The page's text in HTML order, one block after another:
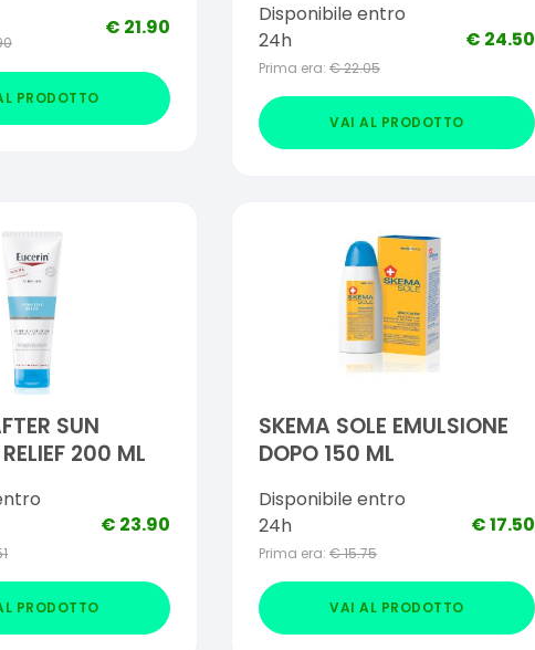
€ 21.90
PRODOTTO
Disponibile entro
24h
Prima era: €22.05
€ 24.50
VAI AL PRODOTTO
SUN
200 ML
€ 23.90
PRODOTTO
SKEMA SOLE EMULSIONE
DOPO 150 ML
Disponibile entro
24h
Prima era: €15.75
€17.50
VAI AL PRODOTTO